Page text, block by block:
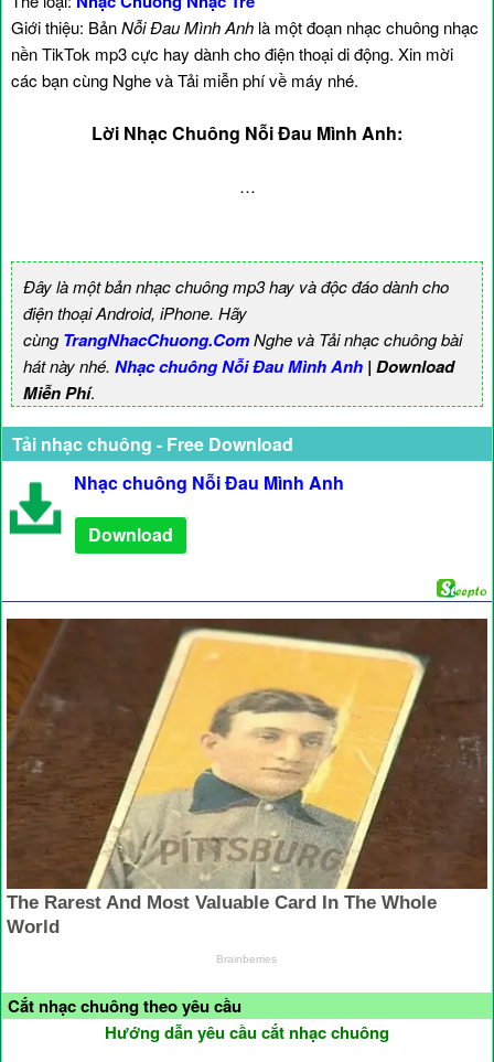
Giới thiệu: BảnNỗi Đau Mình Anh là một đoạn nhạc chuông nhạc
nền TikTok mp3 cực hay dành cho điện thoại di động. Xin mời
các bạn cùng Nghe và Tải miễn phí về máy nhé.
Lời Nhạc Chuông Nỗi Đau Mình Anh:
…
Đây là một bản nhạc chuông mp3 hay và độc đáo dành cho
điện thoại Android, iPhone. Hãy
cùngTrangNhacChuong.ComNghe và Tải nhạc chuông bài
hát này nhé. Nhạc chuông Nỗi Đau Mình Anh | Download
Miễn Phí.
Tải nhạc chuông - Free Download
Nhạc chuông Nỗi Đau Mình Anh
Download
Cắt nhạc chuông theo yêu cầu
Hướng dẫn yêu cầu cắt nhạc chuông